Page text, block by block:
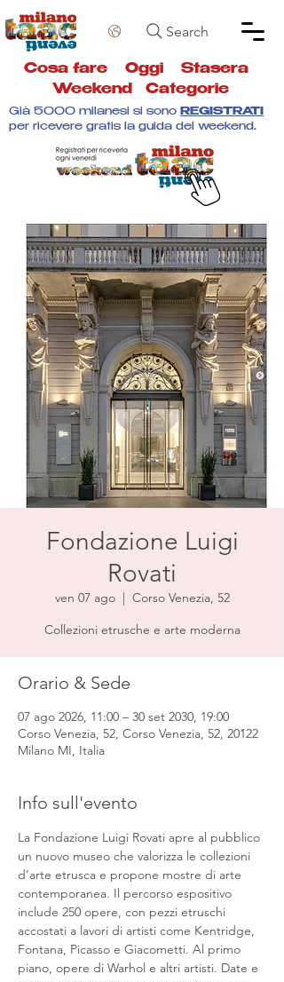
Search
Cosa fare Oggi Stasera
Weekend
Categorie
Già 5000 milanesi si sono REGISTRATI
per ricevere gratis la guida del weekend.
Fondazione Luigi
Rovati
ven 07 ago
  |
Corso Venezia, 52
Collezioni etrusche e arte moderna
Orario & Sede
07 ago 2026, 11:00 – 30 set 2030, 19:00
Corso Venezia, 52, Corso Venezia, 52, 20122
Milano MI, Italia
Info sull'evento
La Fondazione Luigi Rovati apre al pubblico
un nuovo museo che valorizza le collezioni
d’arte etrusca e propone mostre di arte
contemporanea. Il percorso espositivo
include 250 opere, con pezzi etruschi
accostati a lavori di artisti come Kentridge,
Fontana, Picasso e Giacometti. Al primo
piano, opere di Warhol e altri artisti. Date e